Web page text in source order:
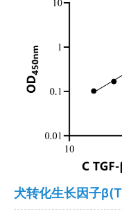
犬转化生长因子